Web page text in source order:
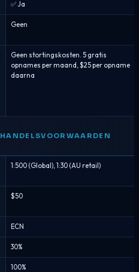
✅ Ja
Geen
Geen stortingskosten. 5 gratis
opnames per maand, $25 per opname
daarna
HANDELSVOORWAARDEN
1:500 (Global), 1:30 (AU retail)
$50
ECN
30%
100%